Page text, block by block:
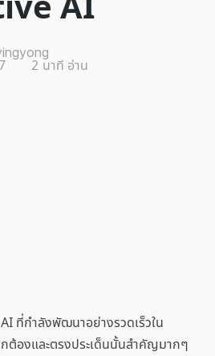
2 นาที อ่าน
ที่กำลังพัฒนาอย่างรวดเร็วใน
ต้องและตรงประเด็นนั้นสำคัญมากๆ